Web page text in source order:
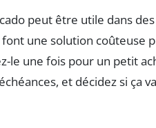
peut être utile dans
une solution coûteuse
le une fois pour un petit
et décidez si ça